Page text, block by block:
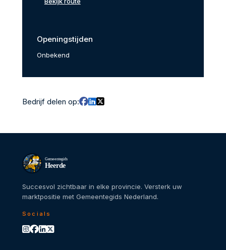
Openingstijden
Onbekend
Bedrijf delen op:
Gemeentegids
Heerde
Succesvol zichtbaar in elke provincie. Versterk uw
marktpositie met Gemeentegids Nederland.
Socials